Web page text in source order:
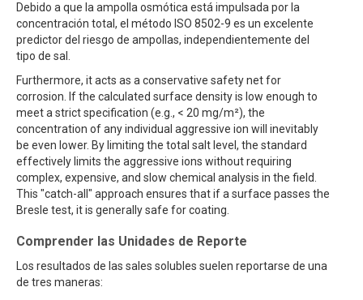
Debido a que la ampolla osmótica está impulsada por la
concentración total, el método ISO 8502-9 es un excelente
predictor del riesgo de ampollas, independientemente del
tipo de sal.
Furthermore, it acts as a conservative safety net for
corrosion. If the calculated surface density is low enough to
meet a strict specification (e.g., < 20 mg/m²), the
concentration of any individual aggressive ion will inevitably
be even lower. By limiting the total salt level, the standard
effectively limits the aggressive ions without requiring
complex, expensive, and slow chemical analysis in the field.
This "catch-all" approach ensures that if a surface passes the
Bresle test, it is generally safe for coating.
Comprender las Unidades de Reporte
Los resultados de las sales solubles suelen reportarse de una
de tres maneras: